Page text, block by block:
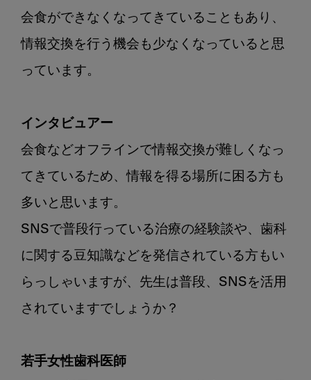
会食ができなくなってきていることもあり、
情報交換を行う機会も少なくなっていると思
っています。
インタビュアー
会食などオフラインで情報交換が難しくなっ
てきているため、情報を得る場所に困る方も
多いと思います。
SNSで普段行っている治療の経験談や、歯科
に関する豆知識などを発信されている方もい
らっしゃいますが、先生は普段、SNSを活用
されていますでしょうか？
若手女性歯科医師